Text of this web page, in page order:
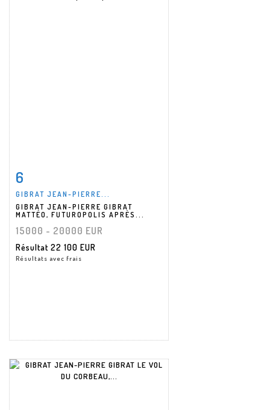
6
GIBRAT JEAN-PIERRE...
GIBRAT JEAN-PIERRE GIBRAT
MATTÉO, FUTUROPOLIS APRÈS...
15000 - 20000 EUR
Résultat 22 100 EUR
Résultats avec frais